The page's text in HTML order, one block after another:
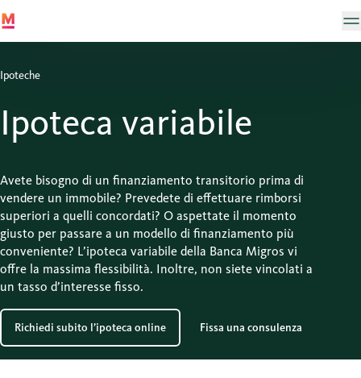
Ipoteche
Ipoteca variabile
Avete bisogno di un finanziamento transitorio prima di
vendere un immobile? Prevedete di effettuare rimborsi
superiori a quelli concordati? O aspettate il momento
giusto per passare a un modello di finanziamento più
conveniente? L’ipoteca variabile della Banca Migros vi
offre la massima flessibilità. Inoltre, non siete vincolati a
un tasso d’interesse fisso.
Richiedi subito l’ipoteca online Fissa una consulenza